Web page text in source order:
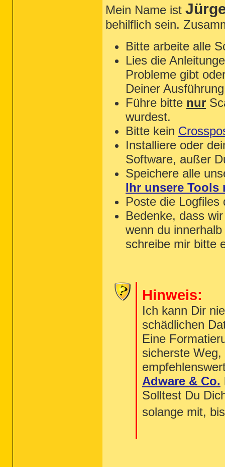
Mein Name ist
behilflich sein.
Bitte arbeite alle
Lies die
Probleme gibt
Deiner
Führe bitte nur
wurdest.
Bitte kein
Installiere oder
Software, außer
Speichere alle
Ihr unsere Tools
Poste die Logfiles
Bedenke, dass
wenn du
schreibe mir bitte
Hinweis:
Ich kann Dir
schädlichen
Eine
sicherste
Adware & Co.
Solltest Du
solange mit,